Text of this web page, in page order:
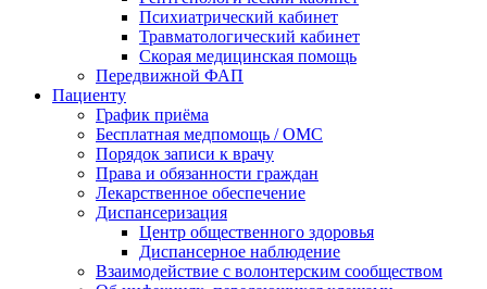
Психиатрический кабинет
Травматологический кабинет
Скорая медицинская помощь
Передвижной ФАП
Пациенту
График приёма
Бесплатная медпомощь / ОМС
Порядок записи к врачу
Права и обязанности граждан
Лекарственное обеспечение
Диспансеризация
Центр общественного здоровья
Диспансерное наблюдение
Взаимодействие с волонтерским сообществом